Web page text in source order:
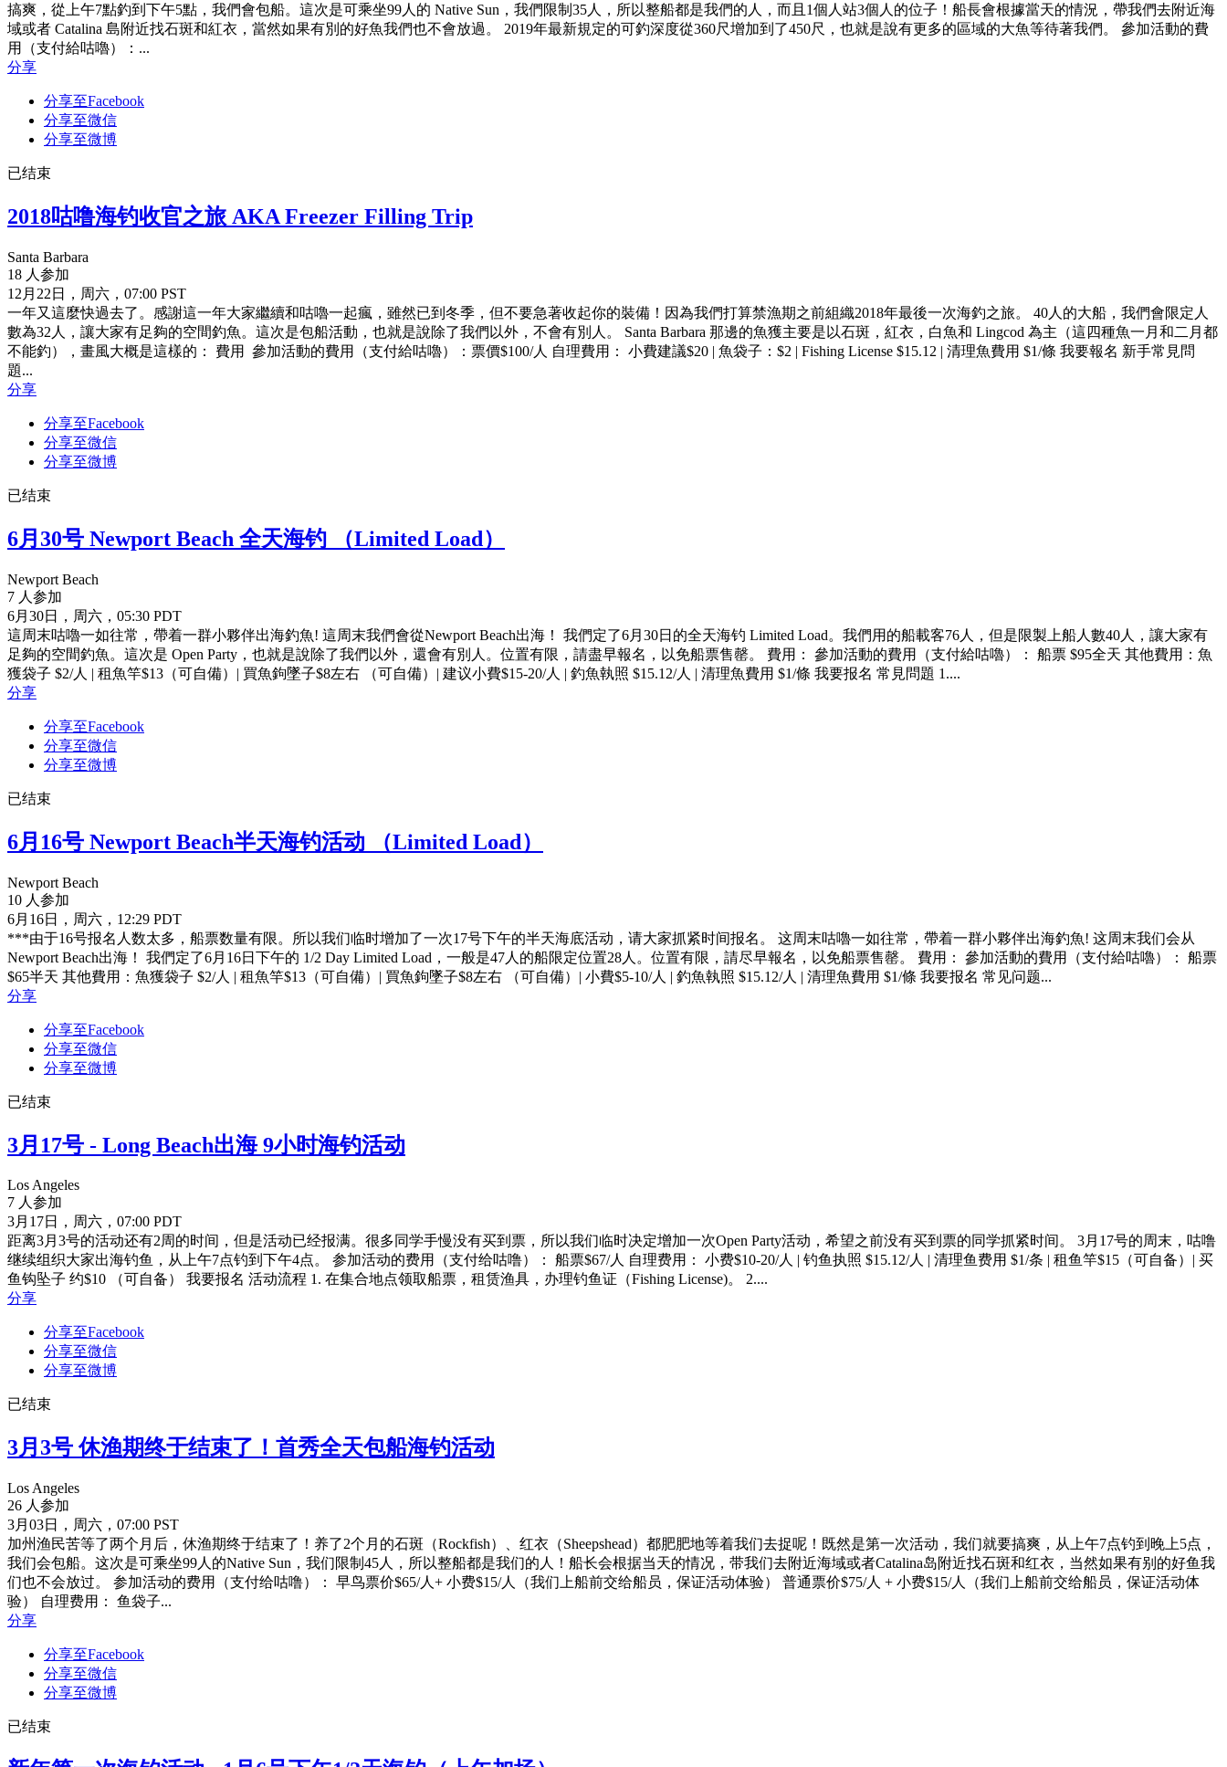
搞爽，從上午7點釣到下午5點，我們會包船。這次是可乘坐99人的 Native Sun，我們限制35人，所以整船都是我們的人，而且1個人站3個人的位子！船長會根據當天的情況，帶我們去附近海
域或者 Catalina 島附近找石斑和紅衣，當然如果有別的好魚我們也不會放過。 2019年最新規定的可釣深度從360尺增加到了450尺，也就是說有更多的區域的大魚等待著我們。 參加活動的費
用（支付給咕嚕）：...
分享
分享至Facebook
分享至微信
分享至微博
已结束
2018咕噜海钓收官之旅 AKA Freezer Filling Trip
Santa Barbara
18 人参加
12月22日，周六，07:00 PST
一年又這麼快過去了。感謝這一年大家繼續和咕嚕一起瘋，雖然已到冬季，但不要急著收起你的裝備！因為我們打算禁漁期之前組織2018年最後一次海釣之旅。 40人的大船，我們會限定人
數為32人，讓大家有足夠的空間釣魚。這次是包船活動，也就是說除了我們以外，不會有別人。 Santa Barbara 那邊的魚獲主要是以石斑，紅衣，白魚和 Lingcod 為主（這四種魚一月和二月都
不能釣），畫風大概是這樣的： 費用 參加活動的費用（支付給咕嚕）：票價$100/人 自理費用： 小費建議$20 | 魚袋子：$2 | Fishing License $15.12 | 清理魚費用 $1/條 我要報名 新手常見問
題...
分享
分享至Facebook
分享至微信
分享至微博
已结束
6月30号 Newport Beach 全天海钓 （Limited Load）
Newport Beach
7 人参加
6月30日，周六，05:30 PDT
這周末咕嚕一如往常，帶着一群小夥伴出海釣魚! 這周末我們會從Newport Beach出海！ 我們定了6月30日的全天海钓 Limited Load。我們用的船載客76人，但是限製上船人數40人，讓大家有
足夠的空間釣魚。這次是 Open Party，也就是說除了我們以外，還會有別人。位置有限，請盡早報名，以免船票售罄。 費用： 參加活動的費用（支付給咕嚕）： 船票 $95全天 其他費用：魚
獲袋子 $2/人 | 租魚竿$13（可自備）| 買魚鉤墜子$8左右 （可自備）| 建议小費$15-20/人 | 釣魚執照 $15.12/人 | 清理魚費用 $1/條 我要报名 常見問題 1....
分享
分享至Facebook
分享至微信
分享至微博
已结束
6月16号 Newport Beach半天海钓活动 （Limited Load）
Newport Beach
10 人参加
6月16日，周六，12:29 PDT
***由于16号报名人数太多，船票数量有限。所以我们临时增加了一次17号下午的半天海底活动，请大家抓紧时间报名。 这周末咕嚕一如往常，帶着一群小夥伴出海釣魚! 这周末我们会从
Newport Beach出海！ 我們定了6月16日下午的 1/2 Day Limited Load，一般是47人的船限定位置28人。位置有限，請尽早報名，以免船票售罄。 費用： 參加活動的費用（支付給咕嚕）： 船票
$65半天 其他費用：魚獲袋子 $2/人 | 租魚竿$13（可自備）| 買魚鉤墜子$8左右 （可自備）| 小費$5-10/人 | 釣魚執照 $15.12/人 | 清理魚費用 $1/條 我要报名 常见问题...
分享
分享至Facebook
分享至微信
分享至微博
已结束
3月17号 - Long Beach出海 9小时海钓活动
Los Angeles
7 人参加
3月17日，周六，07:00 PDT
距离3月3号的活动还有2周的时间，但是活动已经报满。很多同学手慢没有买到票，所以我们临时决定增加一次Open Party活动，希望之前没有买到票的同学抓紧时间。 3月17号的周末，咕噜
继续组织大家出海钓鱼，从上午7点钓到下午4点。 参加活动的费用（支付给咕噜）： 船票$67/人 自理费用： 小费$10-20/人 | 钓鱼执照 $15.12/人 | 清理鱼费用 $1/条 | 租鱼竿$15（可自备）| 买
鱼钩坠子 约$10 （可自备） 我要报名 活动流程 1. 在集合地点领取船票，租赁渔具，办理钓鱼证（Fishing License)。 2....
分享
分享至Facebook
分享至微信
分享至微博
已结束
3月3号 休渔期终于结束了！首秀全天包船海钓活动
Los Angeles
26 人参加
3月03日，周六，07:00 PST
加州渔民苦等了两个月后，休渔期终于结束了！养了2个月的石斑（Rockfish）、红衣（Sheepshead）都肥肥地等着我们去捉呢！既然是第一次活动，我们就要搞爽，从上午7点钓到晚上5点，
我们会包船。这次是可乘坐99人的Native Sun，我们限制45人，所以整船都是我们的人！船长会根据当天的情况，带我们去附近海域或者Catalina岛附近找石斑和红衣，当然如果有别的好鱼我
们也不会放过。 参加活动的费用（支付给咕噜）： 早鸟票价$65/人+ 小费$15/人（我们上船前交给船员，保证活动体验） 普通票价$75/人 + 小费$15/人（我们上船前交给船员，保证活动体
验） 自理费用： 鱼袋子...
分享
分享至Facebook
分享至微信
分享至微博
已结束